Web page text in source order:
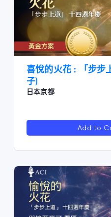
喜悅的火花 : 「步步
子)
日本京都
Add to